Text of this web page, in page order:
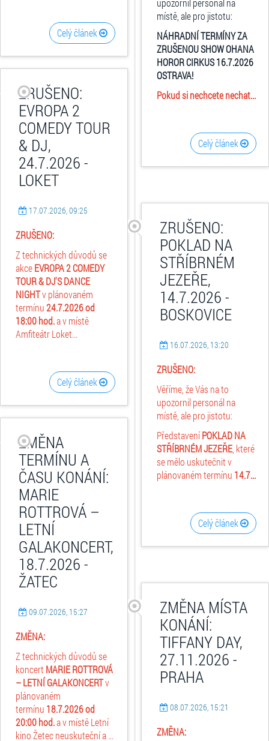
Celý článek
upozornil personál na
místě, ale pro jistotu:
NÁHRADNÍ TERMÍNY ZA
ZRUŠENOU SHOW OHANA
HOROR CIRKUS 16.7.2026
OSTRAVA!
Pokud si nechcete nechat...
Celý článek
ZRUŠENO:
EVROPA 2
COMEDY TOUR
& DJ,
24.7.2026 -
LOKET
17.07.2026, 09:25
ZRUŠENO:
Z technických důvodů se
akceEVROPA 2 COMEDY
TOUR & DJ'S DANCE
NIGHTv plánovaném
termínu24.7.2026od
18:00 hod.a v místě
Amfiteátr Loket...
Celý článek
ZRUŠENO:
POKLAD NA
STŘÍBRNÉM
JEZEŘE,
14.7.2026 -
BOSKOVICE
16.07.2026, 13:20
ZRUŠENO:
Věříme, že Vás na to
upozornil personál na
místě, ale pro jistotu:
PředstaveníPOKLAD NA
STŘÍBRNÉM JEZEŘE , které
se mělo uskutečnit v
plánovaném termínu 14.7...
Celý článek
ZMĚNA
TERMÍNU A
ČASU KONÁNÍ:
MARIE
ROTTROVÁ –
LETNÍ
GALAKONCERT,
18.7.2026 -
ŽATEC
09.07.2026, 15:27
ZMĚNA:
Z technických důvodů se
koncert MARIE ROTTROVÁ
– LETNÍ GALAKONCERTv
plánovaném
termínu 18.7.2026 od
20:00 hod.a v místě Letní
kino Žetec neuskuteční a ...
ZMĚNA MÍSTA
KONÁNÍ:
TIFFANY DAY,
27.11.2026 -
PRAHA
08.07.2026, 15:21
ZMĚNA: